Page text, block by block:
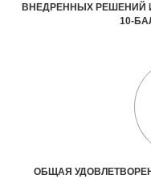
ВНЕДРЕННЫХ РЕШЕНИЙ
10-
ОБЩАЯ